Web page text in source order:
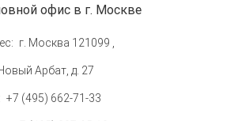
офис в г. Москве
г. Москва 121099 ,
Арбат, д. 27
+7 (495) 662-71-33